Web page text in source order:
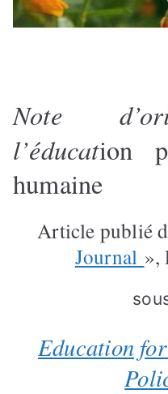
Note
l’éducation
humaine
Article publié
Journal »,
Education